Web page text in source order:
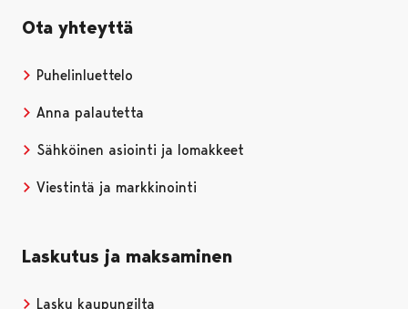
Ota yhteyttä
Puhelinluettelo
Anna palautetta
Sähköinen asiointi ja lomakkeet
Viestintä ja markkinointi
Laskutus ja maksaminen
Lasku kaupungilta